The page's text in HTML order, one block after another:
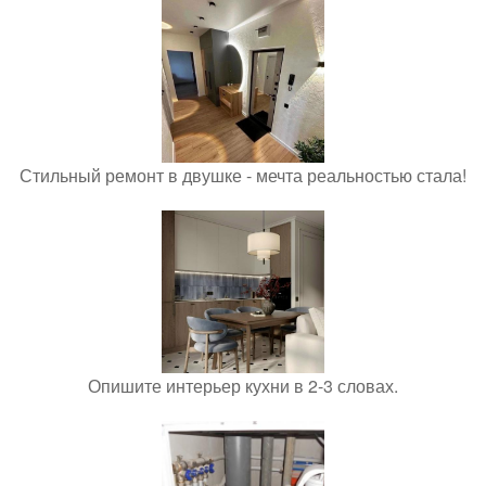
Стильный ремонт в двушке - мечта реальностью стала!
Опишите интерьер кухни в 2-3 словах.